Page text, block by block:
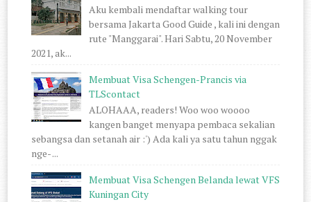
Aku kembali mendaftar walking tour
bersama Jakarta Good Guide , kali ini dengan
rute "Manggarai". Hari Sabtu, 20 November
2021, ak...
Membuat Visa Schengen-Prancis via
TLScontact
ALOHAAA, readers! Woo woo woooo
kangen banget menyapa pembaca sekalian
sebangsa dan setanah air :') Ada kali ya satu tahun nggak
nge- ...
Membuat Visa Schengen Belanda lewat VFS
Kuningan City